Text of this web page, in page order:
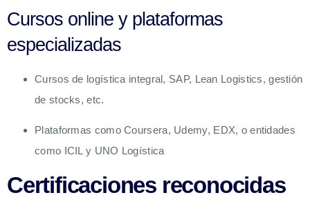
Cursos online y plataformas
especializadas
Cursos de logística integral, SAP, Lean Logistics, gestión
de stocks, etc.
Plataformas como Coursera, Udemy, EDX, o entidades
como ICIL y UNO Logística
Certificaciones reconocidas